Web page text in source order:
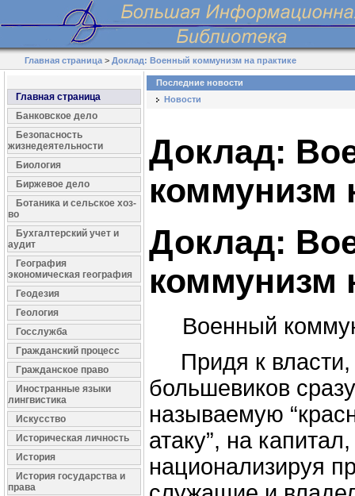
Главная страница >Доклад: Военный коммунизм на практике
Главная страница
Банковское дело
Безопасность
жизнедеятельности
Биология
Биржевое дело
Ботаника и сельское хоз-
во
Бухгалтерский учет и
аудит
География
экономическая география
Геодезия
Геология
Госслужба
Гражданский процесс
Гражданское право
Иностранные языки
лингвистика
Искусство
Историческая личность
История
История государства и
права
Последние новости
Новости
Доклад:
коммунизм
Доклад:
коммунизм
Военный
Придя к
большевиков
называемую
атаку”, на
национализируя